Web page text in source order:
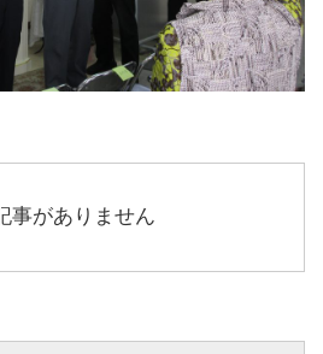
事がありません